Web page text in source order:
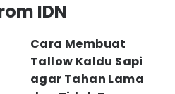
IDN
Cara Membuat
Tallow Kaldu Sapi
agar Tahan Lama